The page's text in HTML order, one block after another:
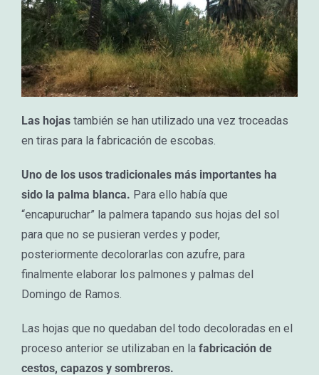
Las hojastambién se han utilizado una vez troceadas
en tiras para la fabricación de escobas.
Uno de los usos tradicionales más importantes ha
sido la palma blanca. Para ello había que
“encapuruchar” la palmera tapando sus hojas del sol
para que no se pusieran verdes y poder,
posteriormente decolorarlas con azufre, para
finalmente elaborar los palmones y palmas del
Domingo de Ramos.
Las hojas que no quedaban del todo decoloradas en el
proceso anterior se utilizaban en la fabricación de
cestos, capazos y sombreros.